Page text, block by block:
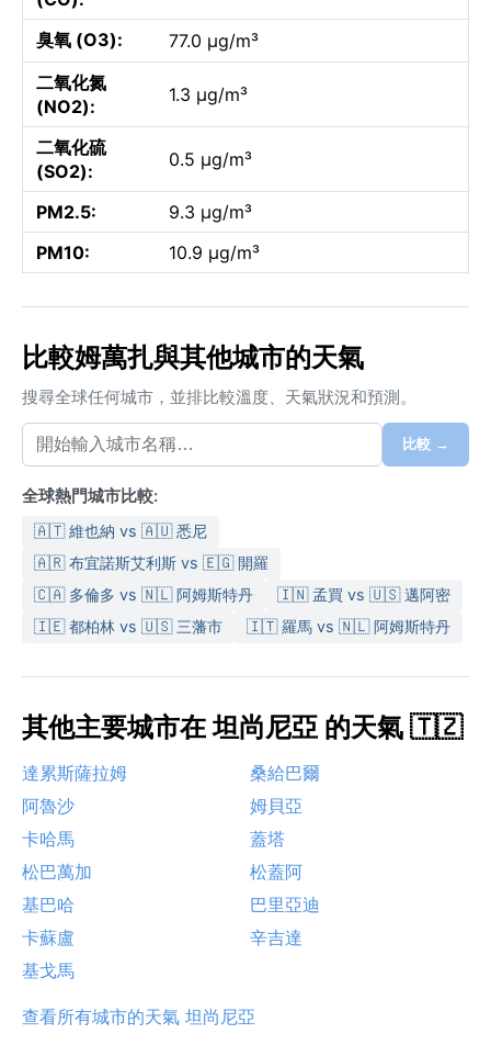
臭氧 (O3):
77.0 µg/m³
二氧化氮
(NO2):
1.3 µg/m³
二氧化硫
(SO2):
0.5 µg/m³
PM2.5:
9.3 µg/m³
PM10:
10.9 µg/m³
比較姆萬扎與其他城市的天氣
搜尋全球任何城市，並排比較溫度、天氣狀況和預測。
比較 →
全球熱門城市比較:
🇦🇹 維也納 vs 🇦🇺 悉尼
🇦🇷 布宜諾斯艾利斯 vs 🇪🇬 開羅
🇨🇦 多倫多 vs 🇳🇱 阿姆斯特丹
🇮🇳 孟買 vs 🇺🇸 邁阿密
🇮🇪 都柏林 vs 🇺🇸 三藩市
🇮🇹 羅馬 vs 🇳🇱 阿姆斯特丹
其他主要城市在 坦尚尼亞 的天氣 🇹🇿
達累斯薩拉姆
桑給巴爾
阿魯沙
姆貝亞
卡哈馬
蓋塔
松巴萬加
松蓋阿
基巴哈
巴里亞迪
卡蘇盧
辛吉達
基戈馬
查看所有城市的天氣 坦尚尼亞